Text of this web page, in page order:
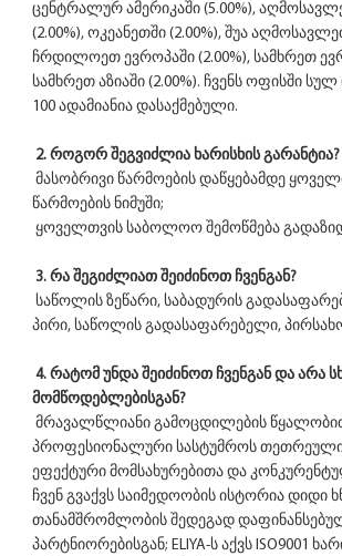
ცენტრალურ ამერიკაში (5.00%),
(2.00%), ოკეანეთში (2.00%), შუა
ჩრდილოეთ ევროპაში (2.00%), სამხრეთ
სამხრეთ აზიაში (2.00%). ჩვენს ოფისში
100 ადამიანია დასაქმებული.
2. როგორ შეგვიძლია ხარისხის გარანტია?
წარმოების ნიმუში;
ყოველთვის საბოლოო შემოწმება
3. რა შეგიძლიათ შეიძინოთ ჩვენგან?
პირი, საწოლის გადასაფარებელი,
4. რატომ უნდა შეიძინოთ ჩვენგან და არა
მომწოდებლებისგან?
პროფესიონალური სასტუმროს
ეფექტური მომსახურებითა და
ჩვენ გვაქვს საიმედოობის ისტორია დიდი
თანამშრომლობის შედეგად
პარტნიორებისგან; ELIYA-ს აქვს ISO9001